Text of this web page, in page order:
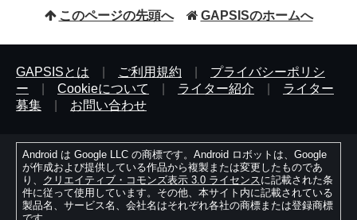
このページの先頭へ GAPSISのホームへ
GAPSISとは ご利用規約
プライバシーポリシ
ー
Cookieについて ライター紹介
ライター
募集
お問い合わせ
Android は Google LLC の商標です。Android ロボットは、Google
が作成および提供している作品から複製または変更したものであ
り、 クリエイティブ・コモンズ表示 3.0 ライセンスに記載された条
件に従って使用しています。その他、本サイト内に記載されている
製品名、サービス名、会社名はそれぞれ各社の商標または登録商標